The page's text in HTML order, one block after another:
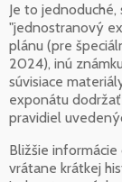
Je to
"jednostranový
plánu (pre
2024), inú
súvisiace
exponátu
pravidiel
Bližšie
vrátane krátkej